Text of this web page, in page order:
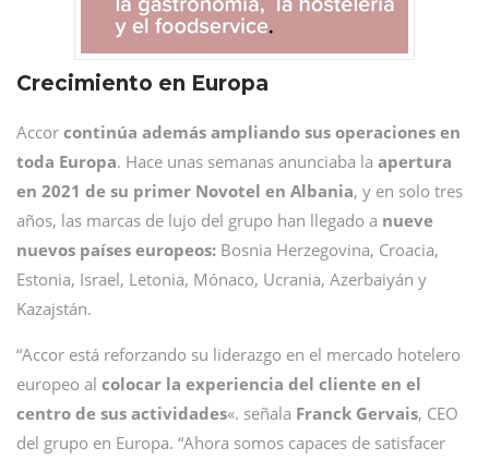
Crecimiento en Europa
Accor continúa además ampliando sus operaciones en
toda Europa. Hace unas semanas anunciaba la apertura
en 2021 de su primer Novotel en Albania, y en solo tres
años, las marcas de lujo del grupo han llegado a nueve
nuevos países europeos: Bosnia Herzegovina, Croacia,
Estonia, Israel, Letonia, Mónaco, Ucrania, Azerbaiyán y
Kazajstán.
“Accor está reforzando su liderazgo en el mercado hotelero
europeo al colocar la experiencia del cliente en el
centro de sus actividades«. señala Franck Gervais, CEO
del grupo en Europa. “Ahora somos capaces de satisfacer